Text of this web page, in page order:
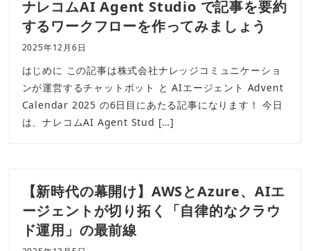
ナレコムAI Agent Studio で記事を要約
するワークフローを作ってみましょう
2025年12月6日
はじめに この記事は株式会社ナレッジコミュニケーショ
ンが運営するチャットボット と AIエージェント Advent
Calendar 2025 の6日目にあたる記事になります！ 今日
は、ナレコムAI Agent Stud […]
【新時代の幕開け】AWSとAzure、AIエ
ージェントが切り拓く「自律的なクラウ
ド運用」の最前線